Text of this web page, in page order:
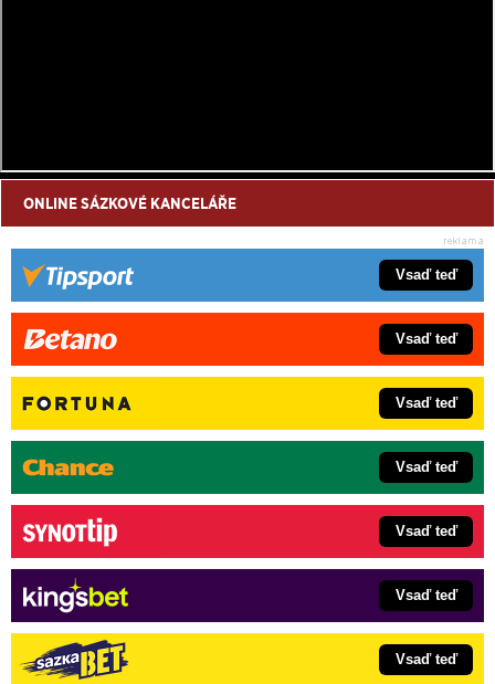
ONLINE SÁZKOVÉ KANCELÁŘE
Vsaď teď
Vsaď teď
Vsaď teď
Vsaď teď
Vsaď teď
Vsaď teď
Vsaď teď